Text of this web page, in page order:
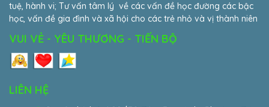
tuệ, hành vi; Tư vấn tâm lý về các vấn đề học đường các bậc
học, vấn đề gia đình và xã hội cho các trẻ nhỏ và vị thành niên
VUI VẺ - YÊU THƯƠNG - TIẾN BỘ
LIÊN HỆ